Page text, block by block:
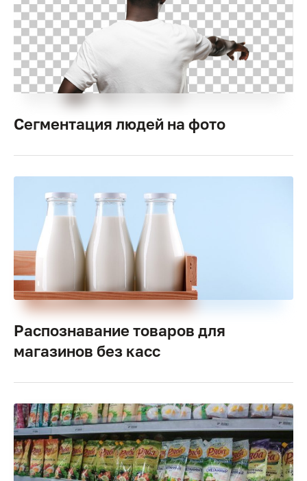
Сегментация людей на фото
Распознавание товаров для
магазинов без касс